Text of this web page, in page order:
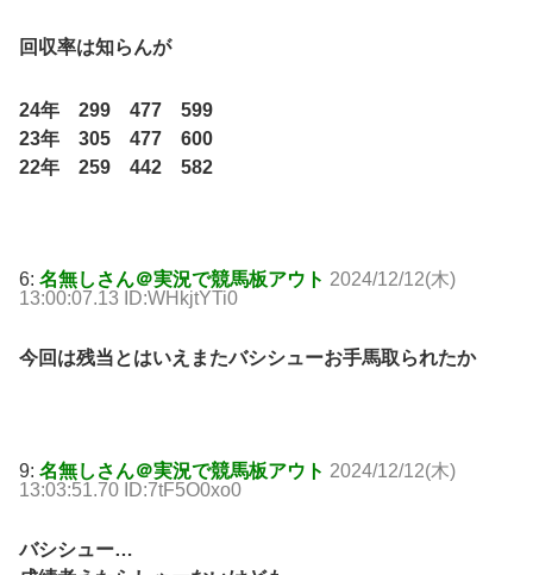
回収率は知らんが
24年 299 477 599
23年 305 477 600
22年 259 442 582
6: 名無しさん＠実況で競馬板アウト 2024/12/12(木)
13:00:07.13 ID:WHkjtYTi0
今回は残当とはいえまたバシシューお手馬取られたか
9: 名無しさん＠実況で競馬板アウト 2024/12/12(木)
13:03:51.70 ID:7tF5O0xo0
バシシュー…